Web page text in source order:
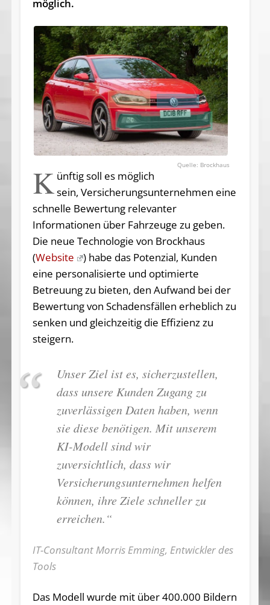
möglich.
Brockhaus
K ünftig soll es möglich
sein, Versicherungsunternehmen eine
schnelle Bewertung relevanter
Informationen über Fahrzeuge zu geben.
Die neue Technologie von Brockhaus
(Website
) habe das Potenzial, Kunden
eine personalisierte und optimierte
Betreuung zu bieten, den Aufwand bei der
Bewertung von Schadensfällen erheblich zu
senken und gleichzeitig die Effizienz zu
steigern.
Unser Ziel ist es, sicherzustellen,
dass unsere Kunden Zugang zu
zuverlässigen Daten haben, wenn
sie diese benötigen. Mit unserem
KI-Modell sind wir
zuversichtlich, dass wir
Versicherungsunternehmen helfen
können, ihre Ziele schneller zu
erreichen.“
IT-Consultant Morris Emming, Entwickler des
Tools
Das Modell wurde mit über 400.000 Bildern